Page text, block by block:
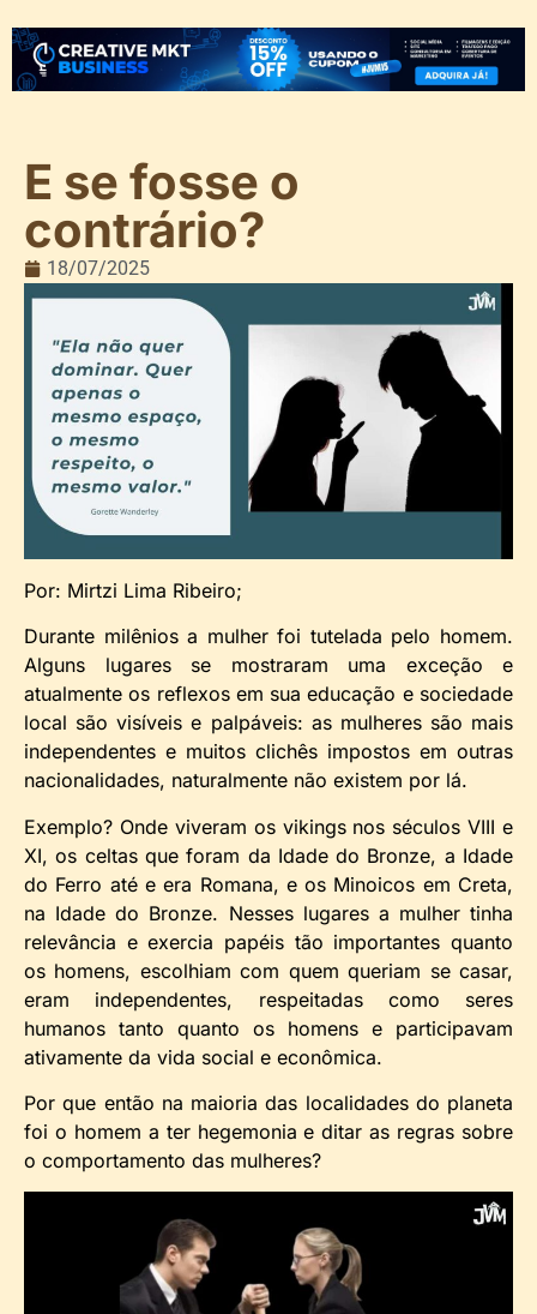
E se fosse o
contrário?
18/07/2025
Por: Mirtzi Lima Ribeiro;
Durante milênios a mulher foi tutelada pelo homem.
Alguns lugares se mostraram uma exceção e
atualmente os reflexos em sua educação e sociedade
local são visíveis e palpáveis: as mulheres são mais
independentes e muitos clichês impostos em outras
nacionalidades, naturalmente não existem por lá.
Exemplo? Onde viveram os vikings nos séculos VIII e
XI, os celtas que foram da Idade do Bronze, a Idade
do Ferro até e era Romana, e os Minoicos em Creta,
na Idade do Bronze. Nesses lugares a mulher tinha
relevância e exercia papéis tão importantes quanto
os homens, escolhiam com quem queriam se casar,
eram independentes, respeitadas como seres
humanos tanto quanto os homens e participavam
ativamente da vida social e econômica.
Por que então na maioria das localidades do planeta
foi o homem a ter hegemonia e ditar as regras sobre
o comportamento das mulheres?